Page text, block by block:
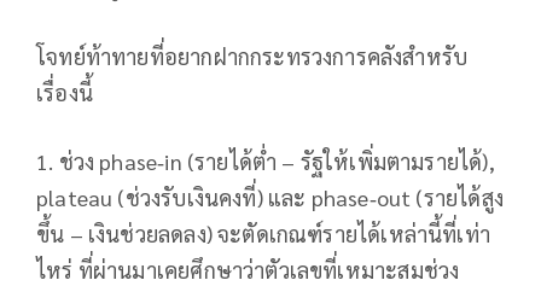
โจทย์ท้าทายที่อยากฝากกระทรวงการคลังสำหรับ
เรื่องนี้
1. ช่วง phase‑in (รายได้ต่ำ – รัฐให้เพิ่มตามรายได้),
plateau (ช่วงรับเงินคงที่) และ phase‑out (รายได้สูง
ขึ้น – เงินช่วยลดลง) จะตัดเกณฑ์รายได้เหล่านี้ที่เท่า
ไหร่ ที่ผ่านมาเคยศึกษาว่าตัวเลขที่เหมาะสมช่วง